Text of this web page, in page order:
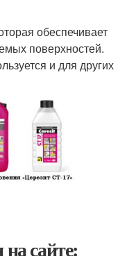
обеспечивает
поверхностей.
и для других
сайте: